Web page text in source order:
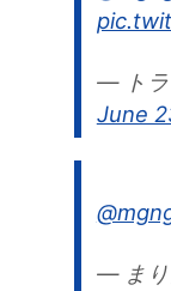
— トラ
June
— まり